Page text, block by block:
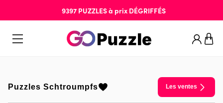
9397 PUZZLESà prix DÉGRIFFÉS
Puzzles Schtroumpfs Les ventes